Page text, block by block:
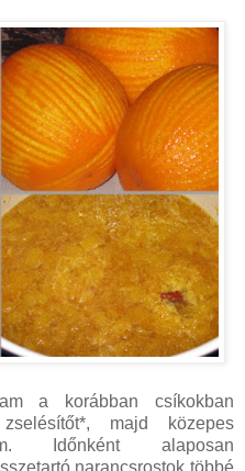
a korábban csíkokban
majd közepes
Időnként alaposan
narancsrostok többé